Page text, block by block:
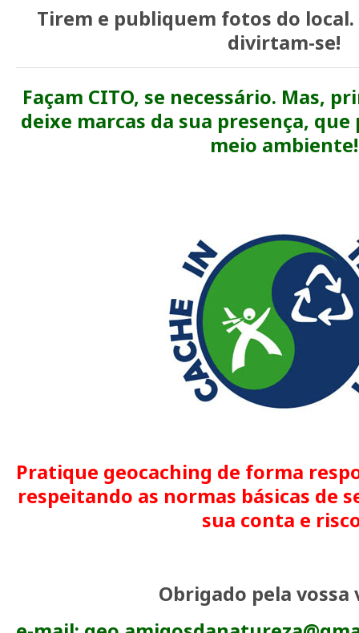
Tirem e publiquem fotos do
divirtam-se!
Façam CITO, se necessário. Mas,
deixe marcas da sua presença,
meio ambiente!
Pratique geocaching de forma
respeitando as normas básicas de
sua conta e
Obrigado pela vossa